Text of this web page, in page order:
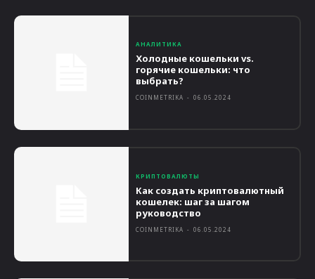
АНАЛИТИКА
Холодные кошельки vs.
горячие кошельки: что
выбрать?
COINMETRIKA - 06.05.2024
КРИПТОВАЛЮТЫ
Как создать криптовалютный
кошелек: шаг за шагом
руководство
COINMETRIKA - 06.05.2024